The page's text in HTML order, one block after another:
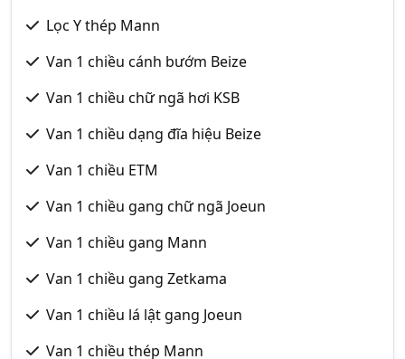
Lọc Y thép Mann
Van 1 chiều cánh bướm Beize
Van 1 chiều chữ ngã hơi KSB
Van 1 chiều dạng đĩa hiệu Beize
Van 1 chiều ETM
Van 1 chiều gang chữ ngã Joeun
Van 1 chiều gang Mann
Van 1 chiều gang Zetkama
Van 1 chiều lá lật gang Joeun
Van 1 chiều thép Mann